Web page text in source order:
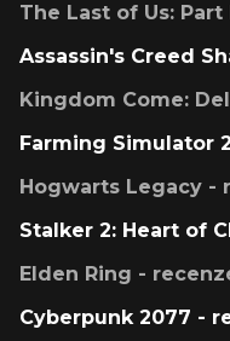
The Last of Us:
Assassin's Creed
Kingdom Come:
Farming Simulator
Hogwarts Legacy -
Stalker 2: Heart of
Elden Ring -
Cyberpunk 2077 -